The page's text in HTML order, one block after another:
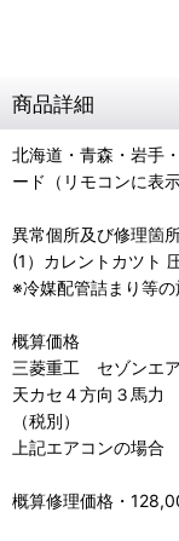
商品詳細
北海道・青森・岩手
ード（リモコンに表示
異常個所及び修理箇
(1）カレントカツト
※冷媒配管詰まり等
概算価格
三菱重工 セゾンエ
天カセ４方向３馬
（税別）
上記エアコンの場合
概算修理価格・